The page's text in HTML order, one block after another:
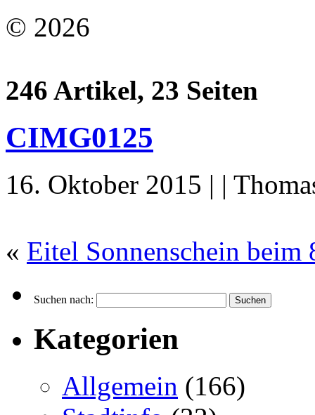
© 2026
246 Artikel, 23 Seiten
CIMG0125
16. Oktober 2015 | |
« Eitel Sonnenschein beim
Suchen nach:
Kategorien
Allgemein (166)